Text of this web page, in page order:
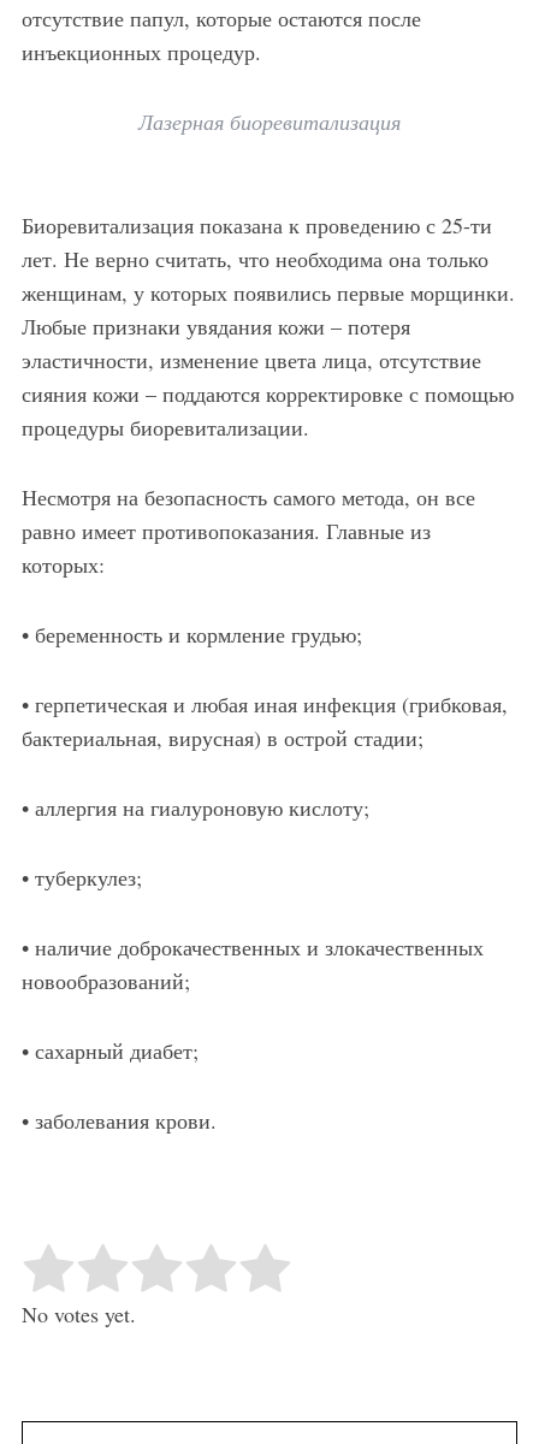
отсутствие папул, которые остаются после
инъекционных процедур.
Лазерная биоревитализация
Биоревитализация показана к проведению с 25-ти
лет. Не верно считать, что необходима она только
женщинам, у которых появились первые морщинки.
Любые признаки увядания кожи – потеря
эластичности, изменение цвета лица, отсутствие
сияния кожи – поддаются корректировке с помощью
процедуры биоревитализации.
Несмотря на безопасность самого метода, он все
равно имеет противопоказания. Главные из
которых:
• беременность и кормление грудью;
• герпетическая и любая иная инфекция (грибковая,
бактериальная, вирусная) в острой стадии;
• аллергия на гиалуроновую кислоту;
• туберкулез;
• наличие доброкачественных и злокачественных
новообразований;
• сахарный диабет;
• заболевания крови.
Rate this item: Submit Rating
No votes yet.